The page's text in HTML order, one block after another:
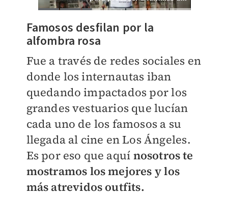
Famosos desfilan por la
alfombra rosa
Fue a través de redes sociales en
donde los internautas iban
quedando impactados por los
grandes vestuarios que lucían
cada uno de los famosos a su
llegada al cine en Los Ángeles.
Es por eso que aquí nosotros te
mostramos los mejores y los
más atrevidos outfits.